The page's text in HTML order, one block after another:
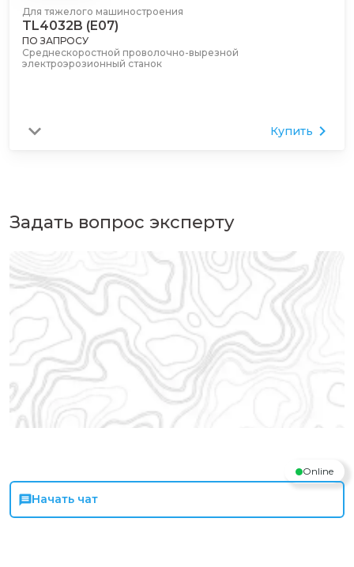
Для тяжелого машиностроения
TL4032B (E07)
ПО ЗАПРОСУ
Среднескоростной проволочно-вырезной
электроэрозионный станок
Купить
Задать вопрос эксперту
Online
Начать чат